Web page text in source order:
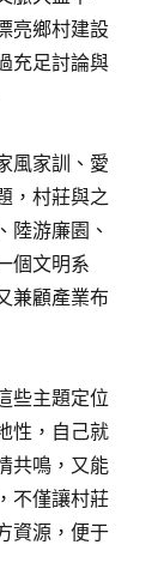
亮鄉村建設
充足討論與
風家訓、愛
，村莊與之
陸游廉園、
個文明系
兼顧產業布
些主題定位
性，自己就
共鳴，又能
不僅讓村莊
資源，便于